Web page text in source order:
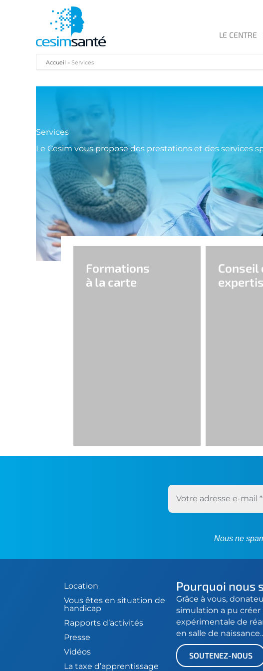
LE CENTRE
Accueil » Services
Services
Le Cesim vous propose des prestations et des services
Formations
à la carte
Conseil
Nous ne
Location
Vous êtes en situation de
handicap
Rapports d’activités
Presse
Vidéos
La taxe d’apprentissage
Pourquoi nous
Grâce à vous,
simulation a pu
expérimentale de
en salle de
SOUTENEZ-NOUS